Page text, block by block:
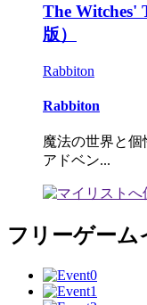
The Witches'
版）
Rabbiton
Rabbiton
魔法の世界と
アドベン...
フリーゲーム